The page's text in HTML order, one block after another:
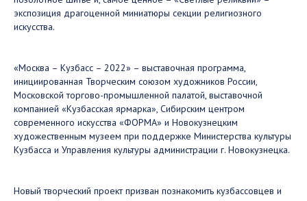
экспозиция драгоценной миниатюры секции религиозного
искусства.
«Москва – Кузбасс – 2022» – выставочная программа,
инициированная Творческим союзом художников России,
Московской торгово-промышленной палатой, выставочной
компанией «Кузбасская ярмарка», Сибирским центром
современного искусства «ФОРМА» и Новокузнецким
художественным музеем при поддержке Министерства культуры
Кузбасса и Управления культуры администрации г. Новокузнецка.
Новый творческий проект призван познакомить кузбассовцев и